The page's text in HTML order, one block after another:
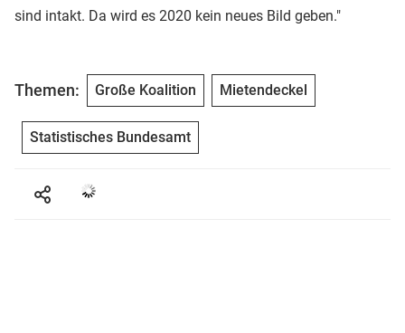
sind intakt. Da wird es 2020 kein neues Bild geben."
Themen: Große Koalition Mietendeckel
Statistisches Bundesamt